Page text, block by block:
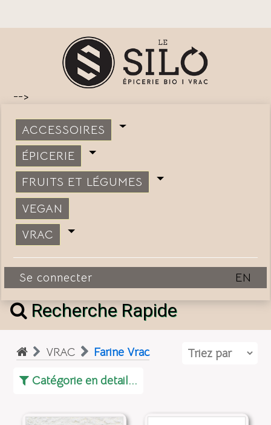
-->
ACCESSOIRES
ÉPICERIE
FRUITS ET LÉGUMES
VEGAN
VRAC
Se connecter EN
Recherche Rapide
VRAC
Farine Vrac
Catégorie en detail...